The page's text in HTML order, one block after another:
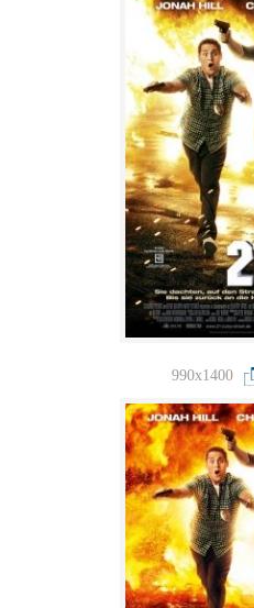
990x1400